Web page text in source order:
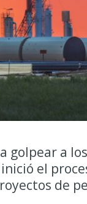
golpear a
el
de